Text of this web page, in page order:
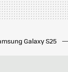
Galaxy S25